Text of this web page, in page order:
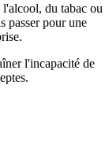
du tabac ou
passer pour une
l'incapacité de